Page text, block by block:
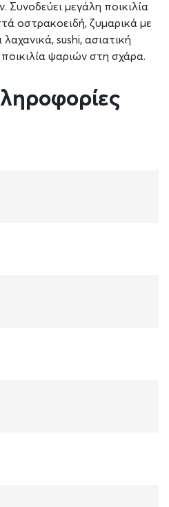
μεγάλη ποικιλία
οστρακοειδή, ζυμαρικά με
sushi, ασιατική
ψαριών στη σχάρα.